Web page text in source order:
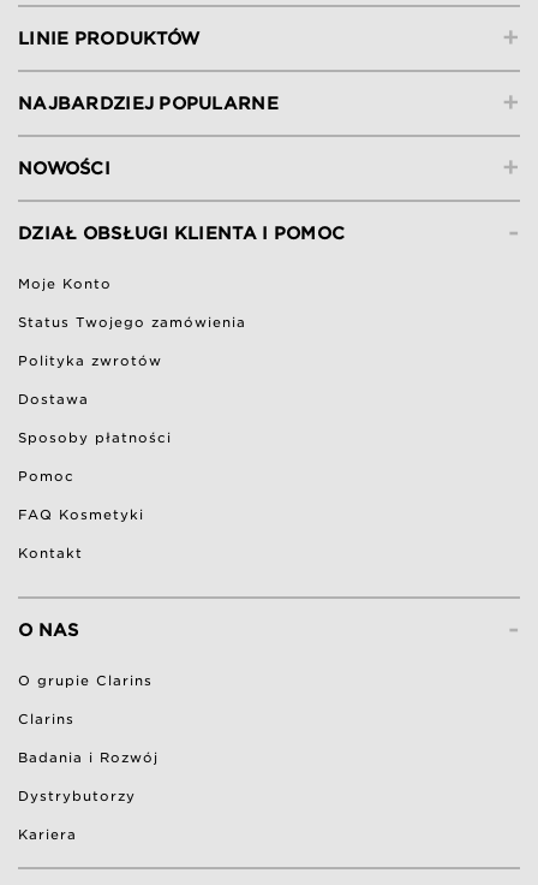
+
LINIE PRODUKTÓW
+
NAJBARDZIEJ POPULARNE
+
NOWOŚCI
-
DZIAŁ OBSŁUGI KLIENTA I POMOC
Moje Konto
Status Twojego zamówienia
Polityka zwrotów
Dostawa
Sposoby płatności
Pomoc
FAQ Kosmetyki
Kontakt
-
O NAS
O grupie Clarins
Clarins
Badania i Rozwój
Dystrybutorzy
Kariera